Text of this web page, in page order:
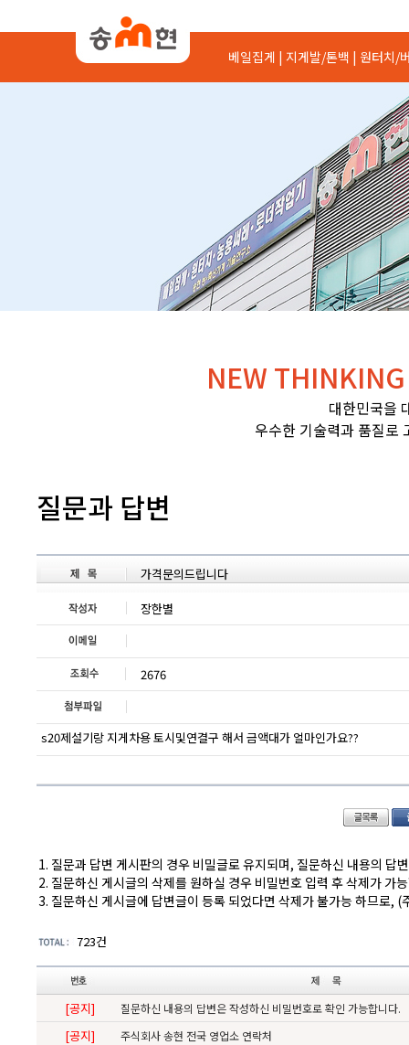
베일집게 | 지게발/톤백 | 원터치/
NEW
대한민국을
우수한 기술력과 품질로
질문과 답변
가격문의드립니다
장한별
2676
s20제설기랑 지게차용 토시및연결구 해서 금액대가 얼마인가요??
1. 질문과 답변 게시판의 경우 비밀글로 유지되며, 질문하신 내용의 답
2. 질문하신 게시글의 삭제를 원하실 경우 비밀번호 입력 후 삭제가 가
3. 질문하신 게시글에 답변글이 등록 되었다면 삭제가 불가능 하므로,
723건
[공지] 질문하신 내용의 답변은 작성하신 비밀번호로 확인 가능합니다.
[공지] 주식회사 송현 전국 영업소 연락처